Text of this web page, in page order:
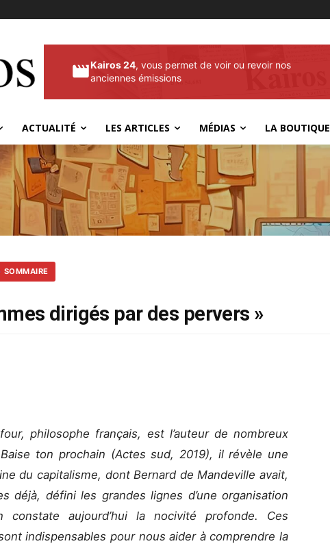
Kairos 24, vous permet de voir ou revoir nos
anciennes émissions
ACTUALITÉ LES ARTICLES MÉDIAS LA BOUTIQUE
SOMMAIRE
dirigés par des pervers »
philosophe français, est l’auteur de nombreux
ton prochain (Actes sud, 2019), il révèle une
du capitalisme, dont Bernard de Mandeville avait,
déjà, défini les grandes lignes d’une organisation
constate aujourd’hui la nocivité profonde. Ces
indispensables pour nous aider à comprendre la